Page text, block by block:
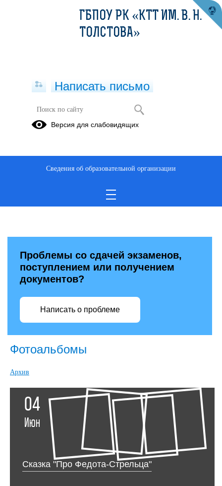
Проблемы со сдачей экзаменов,
поступлением или получением
документов?
Написать о проблеме
Фотоальбомы
Архив
04
Июн
Сказка "Про Федота-Стрельца"
ГБПОУ РК «КТТ ИМ. В. Н.
ТОЛСТОВА»
Написать письмо
Версия для слабовидящих
Сведения об образовательной организации